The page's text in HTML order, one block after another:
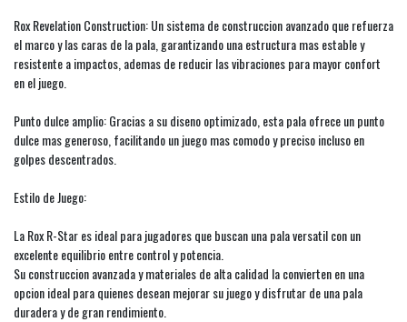
Rox Revelation Construction: Un sistema de construccion avanzado que refuerza
el marco y las caras de la pala, garantizando una estructura mas estable y
resistente a impactos, ademas de reducir las vibraciones para mayor confort
en el juego.
Punto dulce amplio: Gracias a su diseno optimizado, esta pala ofrece un punto
dulce mas generoso, facilitando un juego mas comodo y preciso incluso en
golpes descentrados.
Estilo de Juego:
La Rox R-Star es ideal para jugadores que buscan una pala versatil con un
excelente equilibrio entre control y potencia.
Su construccion avanzada y materiales de alta calidad la convierten en una
opcion ideal para quienes desean mejorar su juego y disfrutar de una pala
duradera y de gran rendimiento.